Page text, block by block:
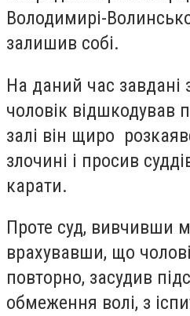
Володимирі-
залишив собі.
На даний час завдані
чоловік відшкодував
залі він щиро
злочині і просив
карати.
Проте суд, вивчивши
врахувавши, що
повторно, засудив
обмеження волі, з